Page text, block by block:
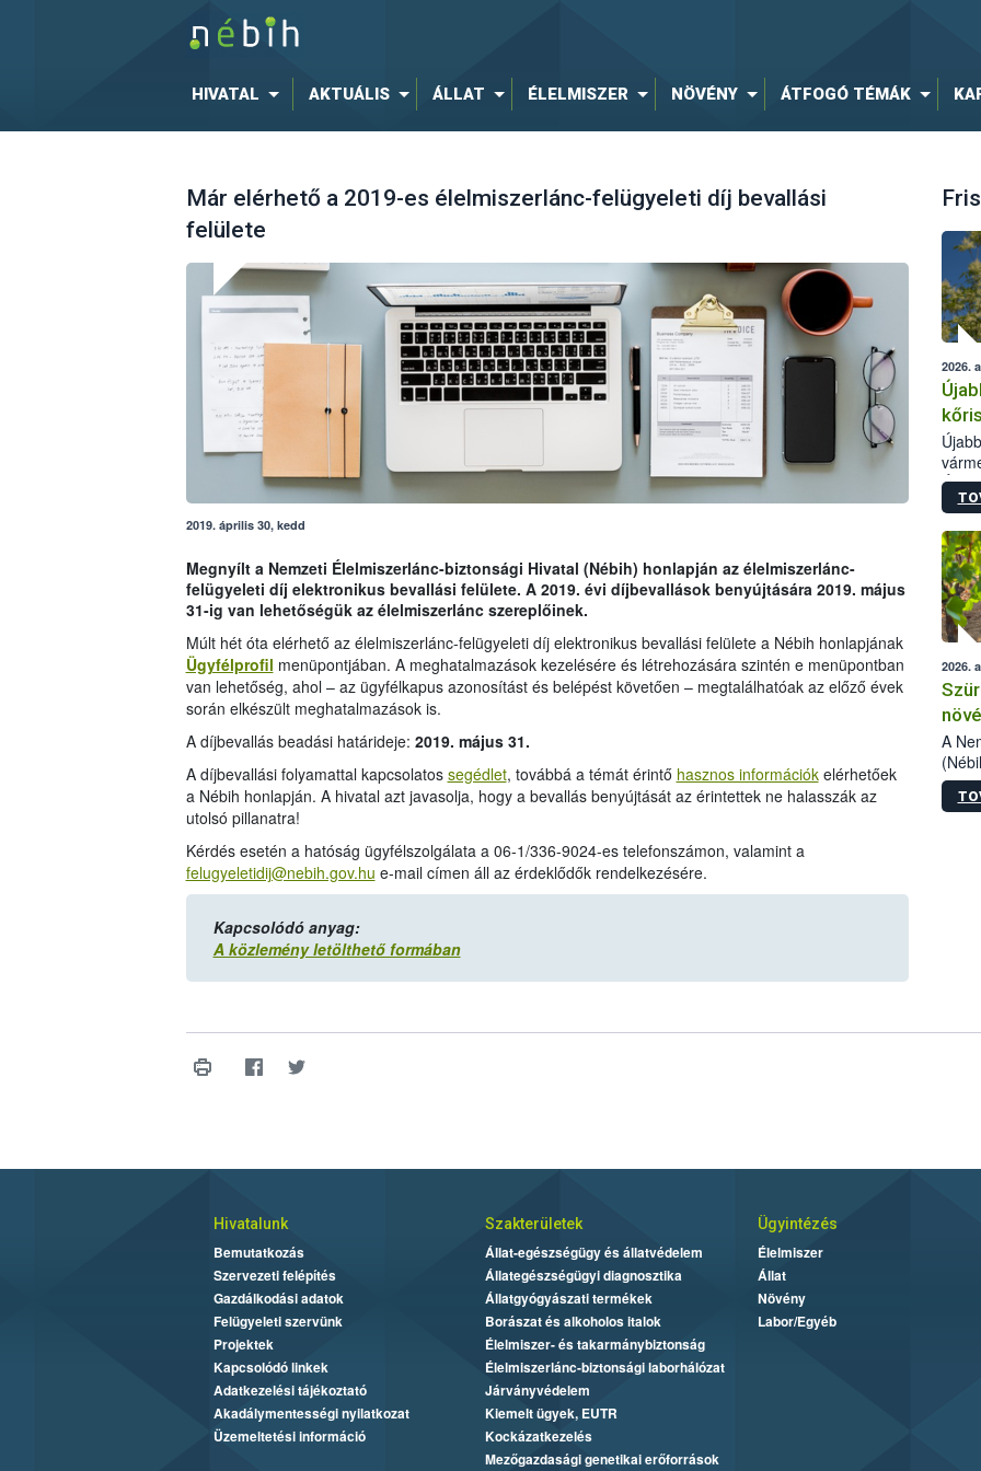
HIVATAL AKTUÁLIS ÁLLAT ÉLELMISZER NÖVÉNY ÁTFOGÓ TÉMÁK
Már elérhető a 2019-es élelmiszerlánc-felügyeleti díj bevallási
felülete
2019. április 30, kedd
Megnyílt a Nemzeti Élelmiszerlánc-biztonsági Hivatal (Nébih) honlapján az élelmiszerlánc-
felügyeleti díj elektronikus bevallási felülete. A 2019. évi díjbevallások benyújtására 2019. május
31-ig van lehetőségük az élelmiszerlánc szereplőinek.
Múlt hét óta elérhető az élelmiszerlánc-felügyeleti díj elektronikus bevallási felülete a Nébih honlapjának
Ügyfélprofil menüpontjában. A meghatalmazások kezelésére és létrehozására szintén e menüpontban
van lehetőség, ahol – az ügyfélkapus azonosítást és belépést követően – megtalálhatóak az előző évek
során elkészült meghatalmazások is.
A díjbevallás beadási határideje: 2019. május 31.
A díjbevallási folyamattal kapcsolatos segédlet, továbbá a témát érintő hasznos információkelérhetőek
a Nébih honlapján. A hivatal azt javasolja, hogy a bevallás benyújtását az érintettek ne halasszák az
utolsó pillanatra!
Kérdés esetén a hatóság ügyfélszolgálata a 06-1/336-9024-es telefonszámon, valamint a
felugyeletidij@nebih.gov.hu e-mail címen áll az érdeklődők rendelkezésére.
Kapcsolódó anyag:
A közlemény letölthető formában
2026.
2026.
A
Hivatalunk
Bemutatkozás
Szervezeti felépítés
Gazdálkodási adatok
Felügyeleti szervünk
Projektek
Kapcsolódó linkek
Adatkezelési tájékoztató
Akadálymentességi nyilatkozat
Üzemeltetési információ
Szakterületek
Állat-egészségügy és állatvédelem
Állategészségügyi diagnosztika
Állatgyógyászati termékek
Borászat és alkoholos italok
Élelmiszer- és takarmánybiztonság
Élelmiszerlánc-biztonsági laborhálózat
Járványvédelem
Kiemelt ügyek, EUTR
Kockázatkezelés
Mezőgazdasági genetikai erőforrások
Ügyintézés
Élelmiszer
Állat
Növény
Labor/Egyéb